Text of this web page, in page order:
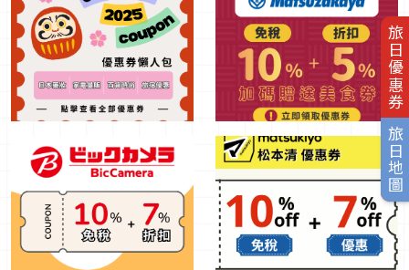
旅日優惠券
旅日地圖